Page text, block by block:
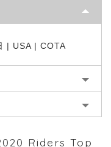
| USA | COTA
Riders Top